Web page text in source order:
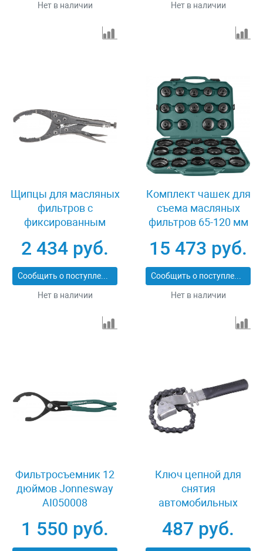
Нет в наличии Нет в наличии
Щипцы для масляных
фильтров с
фиксированным
Jonnesway AI050043
2 434 руб.
Сообщить о поступлении
Нет в наличии
Комплект чашек для
съема масляных
фильтров 65-120 мм
Jonnesway AI050004A
15 473 руб.
Сообщить о поступлении
Нет в наличии
Фильтросъемник 12
дюймов Jonnesway
AI050008
1 550 руб.
Ключ цепной для
снятия
автомобильных
487 руб.